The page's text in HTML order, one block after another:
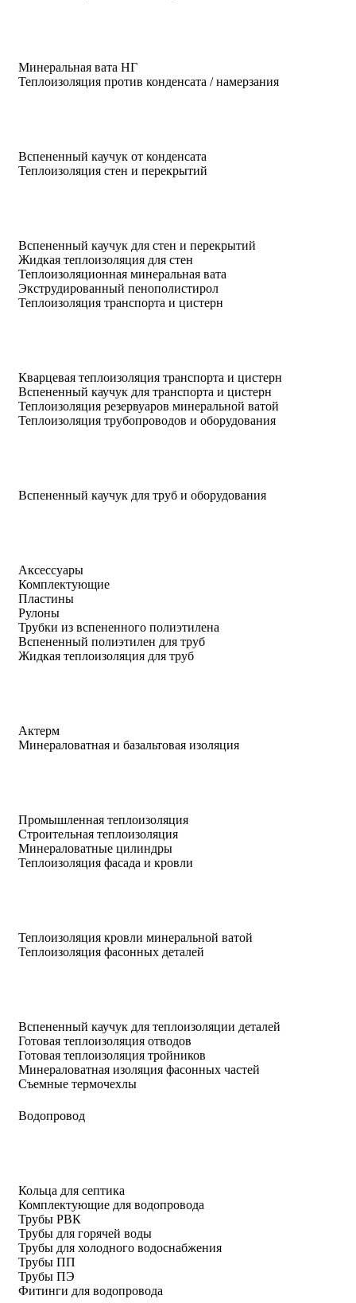
Минеральная вата НГ
Теплоизоляция против конденсата / намерзания
Вспененный каучук от конденсата
Теплоизоляция стен и перекрытий
Вспененный каучук для стен и перекрытий
Жидкая теплоизоляция для стен
Теплоизоляционная минеральная вата
Экструдированный пенополистирол
Теплоизоляция транспорта и цистерн
Кварцевая теплоизоляция транспорта и цистерн
Вспененный каучук для транспорта и цистерн
Теплоизоляция резервуаров минеральной ватой
Теплоизоляция трубопроводов и оборудования
Вспененный каучук для труб и оборудования
Аксессуары
Комплектующие
Пластины
Рулоны
Трубки из вспененного полиэтилена
Вспененный полиэтилен для труб
Жидкая теплоизоляция для труб
Актерм
Минераловатная и базальтовая изоляция
Промышленная теплоизоляция
Строительная теплоизоляция
Минераловатные цилиндры
Теплоизоляция фасада и кровли
Теплоизоляция кровли минеральной ватой
Теплоизоляция фасонных деталей
Вспененный каучук для теплоизоляции деталей
Готовая теплоизоляция отводов
Готовая теплоизоляция тройников
Минераловатная изоляция фасонных частей
Съемные термочехлы
Водопровод
Кольца для септика
Комплектующие для водопровода
Трубы РВК
Трубы для горячей воды
Трубы для холодного водоснабжения
Трубы ПП
Трубы ПЭ
Фитинги для водопровода